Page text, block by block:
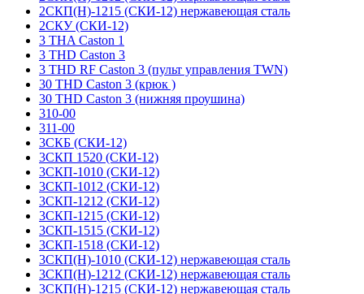
2СКП(Н)-1215 (СКИ-12) нержавеющая сталь
2СКУ (СКИ-12)
3 THA Caston 1
3 THD Caston 3
3 THD RF Caston 3 (пульт управления TWN)
30 THD Caston 3 (крюк )
30 THD Caston 3 (нижняя проушина)
310-00
311-00
3СКБ (СКИ-12)
3СКП 1520 (СКИ-12)
3СКП-1010 (СКИ-12)
3СКП-1012 (СКИ-12)
3СКП-1212 (СКИ-12)
3СКП-1215 (СКИ-12)
3СКП-1515 (СКИ-12)
3СКП-1518 (СКИ-12)
3СКП(Н)-1010 (СКИ-12) нержавеющая сталь
3СКП(Н)-1212 (СКИ-12) нержавеющая сталь
3СКП(Н)-1215 (СКИ-12) нержавеющая сталь